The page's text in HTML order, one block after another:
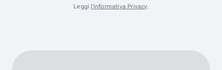
Leggi l'informativa Privacy.